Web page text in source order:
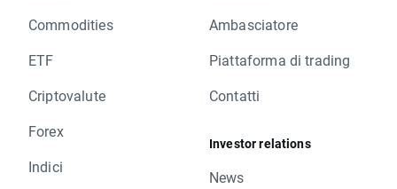
Commodities
ETF
Criptovalute
Forex
Indici
Ambasciatore
Piattaforma di trading
Contatti
Investor relations
News